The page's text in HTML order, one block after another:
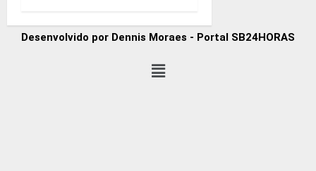
Desenvolvido por Dennis Moraes - Portal SB24HORAS